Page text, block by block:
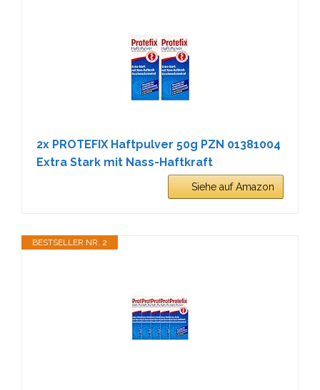
2x PROTEFIX Haftpulver 50g PZN 01381004
Extra Stark mit Nass-Haftkraft
Siehe auf Amazon
BESTSELLER NR. 2